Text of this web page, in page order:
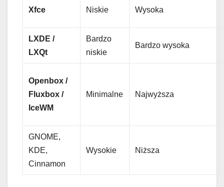
Xfce Niskie Wysoka
LXDE /
LXQt
Bardzo
niskie
Bardzo wysoka
Openbox /
Fluxbox /
IceWM
Minimalne Najwyższa
GNOME,
KDE,
Cinnamon
Wysokie Niższa